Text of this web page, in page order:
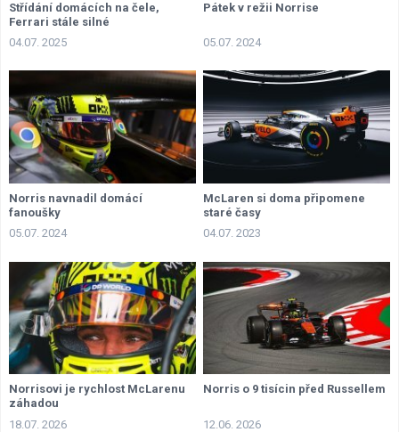
Střídání domácích na čele,
Ferrari stále silné
04.07. 2025
Pátek v režii Norrise
05.07. 2024
Norris navnadil domácí
fanoušky
05.07. 2024
McLaren si doma připomene
staré časy
04.07. 2023
Norrisovi je rychlost McLarenu
záhadou
18.07. 2026
Norris o 9 tisícin před Russellem
12.06. 2026